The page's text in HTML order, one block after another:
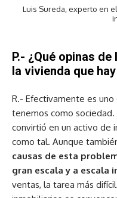
Luis Sureda, experto en
P.- ¿Qué opinas
la vivienda que
R.- Efectivamente es
tenemos como
convirtió en un activo de
como tal. Aunque
causas de esta
gran escala y a escala
ventas, la tarea más